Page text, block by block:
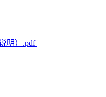
明）.pdf